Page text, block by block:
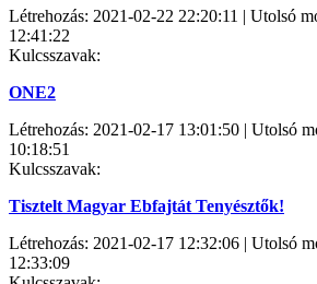
Létrehozás: 2021-02-22 22:20:11 | Utolsó
12:41:22
Kulcsszavak:
ONE2
Létrehozás: 2021-02-17 13:01:50 | Utolsó
10:18:51
Kulcsszavak:
Tisztelt Magyar Ebfajtát Tenyésztők!
Létrehozás: 2021-02-17 12:32:06 | Utolsó
12:33:09